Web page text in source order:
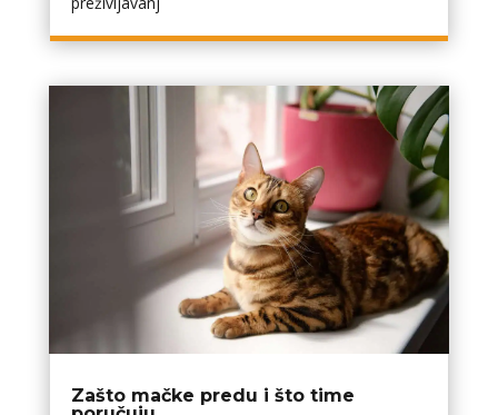
Zašto mačke predu i što time